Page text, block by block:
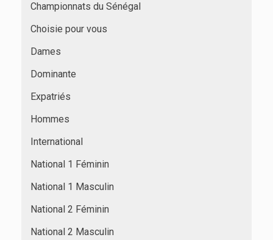
Championnats du Sénégal
Choisie pour vous
Dames
Dominante
Expatriés
Hommes
International
National 1 Féminin
National 1 Masculin
National 2 Féminin
National 2 Masculin